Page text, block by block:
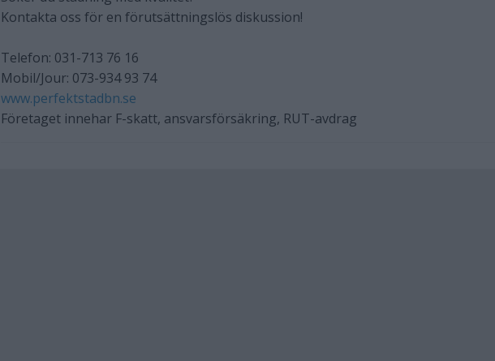
Kontakta oss för en förutsättningslös diskussion!
Telefon: 031-713 76 16
Mobil/Jour: 073-934 93 74
www.perfektstadbn.se
Företaget innehar F-skatt, ansvarsförsäkring, RUT-avdrag